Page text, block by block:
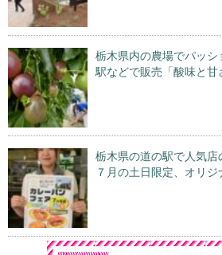
栃木県内の農場でパッ
駅などで販売「酸味と甘
栃木県の道の駅で人気店
７月の土日限定、オリジ